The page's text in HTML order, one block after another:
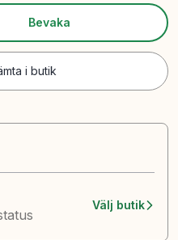
Bevaka
i butik
Välj butik